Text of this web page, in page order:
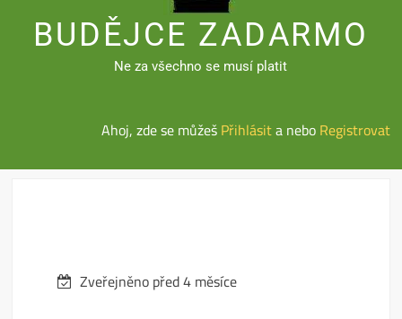
BUDĚJCE ZADARMO
Ne za všechno se musí platit
Ahoj, zde se můžešPřihlásita neboRegistrovat
Zveřejněno před 4 měsíce